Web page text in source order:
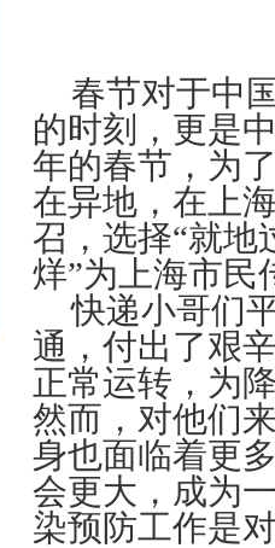
春节对于中
的时刻，更是
年的春节，为
在异地，在上
召，选择“就地
烊”为上海市民
快递小哥们
通，付出了艰
正常运转，为
然而，对他们
身也面临着更
会更大，成为
染预防工作是